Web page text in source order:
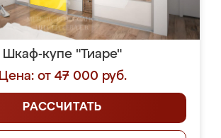
Шкаф-купе "Тиаре"
Цена: от 47 000 руб.
РАССЧИТАТЬ